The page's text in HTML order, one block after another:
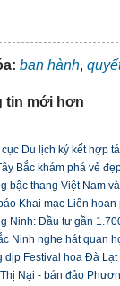
ban hành,
tin mới hơn
Du lịch ký kết hợp
Bắc khám phá vẻ
bậc thang Việt Nam
Khai mạc Liên
Ninh: Đầu tư gần
Ninh nghe hát quan
dịp Festival hoa Đà
Nại - bán đảo